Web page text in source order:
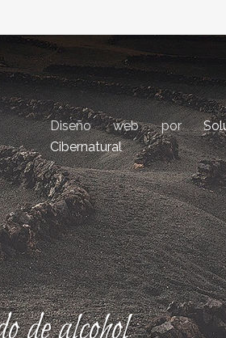
Diseño web por
Cibernatural